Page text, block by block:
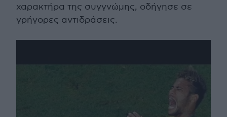
χαρακτήρα της συγγνώμης, οδήγησε σε
γρήγορες αντιδράσεις.